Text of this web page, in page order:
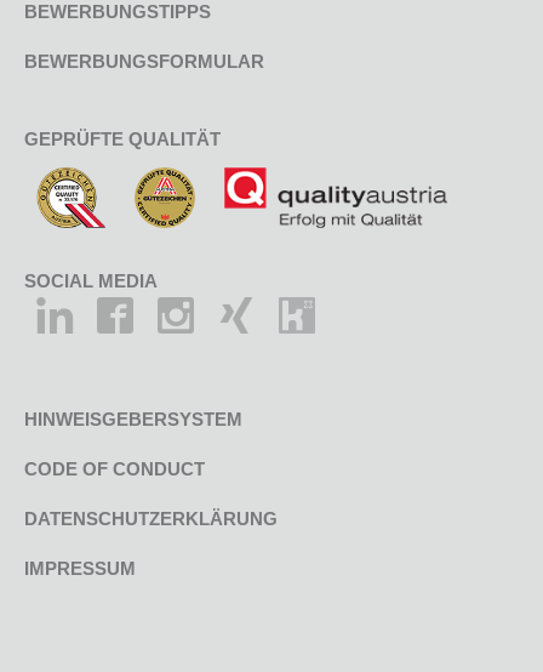
BEWERBUNGSTIPPS
BEWERBUNGSFORMULAR
GEPRÜFTE QUALITÄT
SOCIAL MEDIA
HINWEISGEBERSYSTEM
CODE OF CONDUCT
DATENSCHUTZERKLÄRUNG
IMPRESSUM